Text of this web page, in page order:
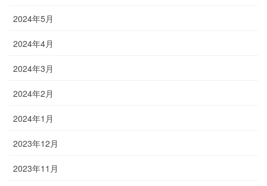
2024年5月
2024年4月
2024年3月
2024年2月
2024年1月
2023年12月
2023年11月